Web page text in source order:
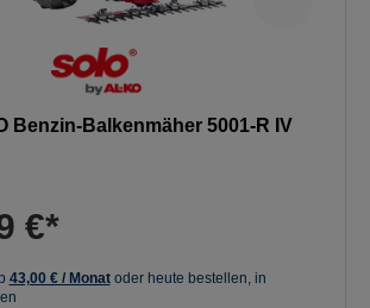
Benzin-Balkenmäher 5001-R IV
€*